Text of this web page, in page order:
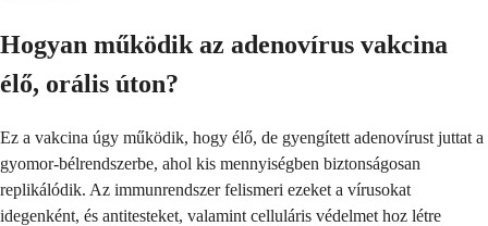
Hogyan működik az adenovírus vakcina
élő, orális úton?
Ez a vakcina úgy működik, hogy élő, de gyengített adenovírust juttat a
gyomor-bélrendszerbe, ahol kis mennyiségben biztonságosan
replikálódik. Az immunrendszer felismeri ezeket a vírusokat
idegenként, és antitesteket, valamint celluláris védelmet hoz létre